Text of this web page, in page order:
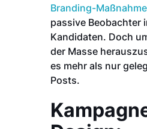
Branding-Maßnahme
passive Beobachter
Kandidaten. Doch
der Masse
es mehr als nur
Posts.